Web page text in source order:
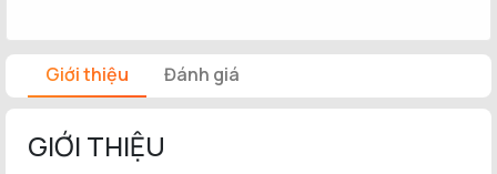
Giới thiệu Đánh giá
GIỚI THIỆU